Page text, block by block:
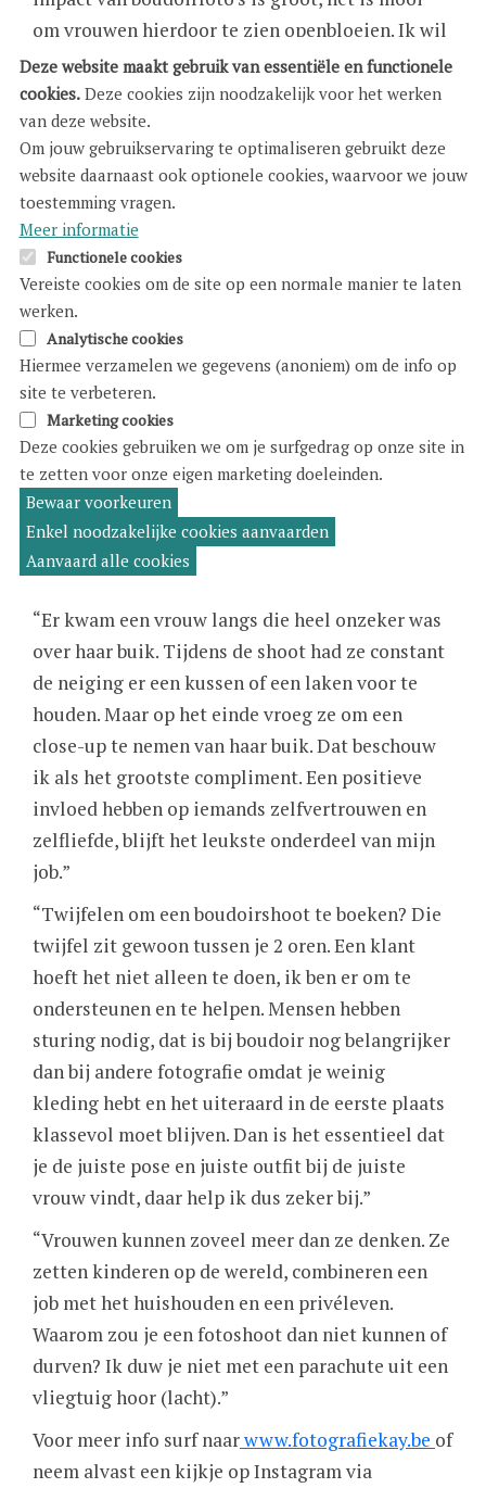
om vrouwen hierdoor te zien openbloeien. Ik wil
de boodschap geven dat het oké is om jezelf eens
op de eerste plaats te zetten en iets te doen dat
alleen voor jou is.”
Diversiteit voor de lens
“Boudoir bestaat al lang, maar is de laatste jaren
aan een opmars bezig. Volgens mij is dat omdat
er algemeen steeds vaker diversiteit te zien is in
mode en media. Daardoor is het sociaal meer
aanvaard om je imperfecties te tonen en beseffen
we meer en meer dat je kledingmaat jou niet
moet tegenhouden om je sexy en mooi te voelen.
Het is geen taboe meer dat een vrouwenlichaam
verandert, of dat nu is door ouder te worden, na
een zwangerschap of na een ziekte. In dat
opzicht sluit boudoirfotografie heel mooi aan bij
de body positivity-beweging.”
“Er kwam een vrouw langs die heel onzeker was
over haar buik. Tijdens de shoot had ze constant
de neiging er een kussen of een laken voor te
houden. Maar op het einde vroeg ze om een
close-up te nemen van haar buik. Dat beschouw
ik als het grootste compliment. Een positieve
invloed hebben op iemands zelfvertrouwen en
zelfliefde, blijft het leukste onderdeel van mijn
job.”
“Twijfelen om een boudoirshoot te boeken? Die
twijfel zit gewoon tussen je 2 oren. Een klant
hoeft het niet alleen te doen, ik ben er om te
ondersteunen en te helpen. Mensen hebben
sturing nodig, dat is bij boudoir nog belangrijker
dan bij andere fotografie omdat je weinig
kleding hebt en het uiteraard in de eerste plaats
klassevol moet blijven. Dan is het essentieel dat
je de juiste pose en juiste outfit bij de juiste
vrouw vindt, daar help ik dus zeker bij.”
“Vrouwen kunnen zoveel meer dan ze denken. Ze
zetten kinderen op de wereld, combineren een
job met het huishouden en een privéleven.
Waarom zou je een fotoshoot dan niet kunnen of
durven? Ik duw je niet met een parachute uit een
vliegtuig hoor (lacht).”
Voor meer info surf naarwww.fotografiekay.be of
neem alvast een kijkje op Instagram via
Deze website maakt gebruik van essentiële en functionele
cookies.Deze cookies zijn noodzakelijk voor het werken
van deze website.
Om jouw gebruikservaring te optimaliseren gebruikt deze
website daarnaast ook optionele cookies, waarvoor we jouw
toestemming vragen.
Meer informatie
Functionele cookies
Vereiste cookies om de site op een normale manier te laten
werken.
Analytische cookies
Hiermee verzamelen we gegevens (anoniem) om de info op
site te verbeteren.
Marketing cookies
Deze cookies gebruiken we om je surfgedrag op onze site in
te zetten voor onze eigen marketing doeleinden.
Bewaar voorkeuren
Enkel noodzakelijke cookies aanvaarden
Aanvaard alle cookies